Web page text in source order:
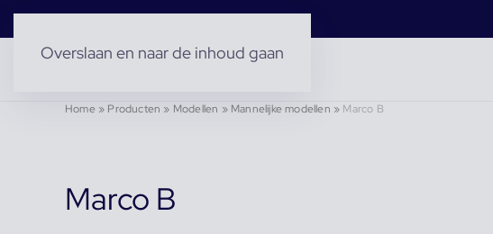
Overslaan en naar de inhoud gaan
Home» Producten » Modellen » Mannelijke modellen » Marco B
Marco B